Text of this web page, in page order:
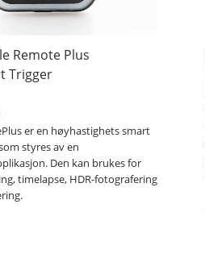
Remote Plus
Trigger
er en høyhastighets smart
styres av en
Den kan brukes for
timelapse, HDR-fotografering